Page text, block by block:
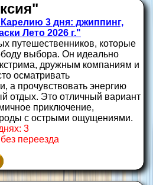
3 дня: джиппинг,
Лето 2026 г."
путешественников, которые
выбора. Он идеально
дружным компаниям и
осматривать
а прочувствовать энергию
отдых. Это отличный вариант
приключение,
с острыми ощущениями.
3
переезда